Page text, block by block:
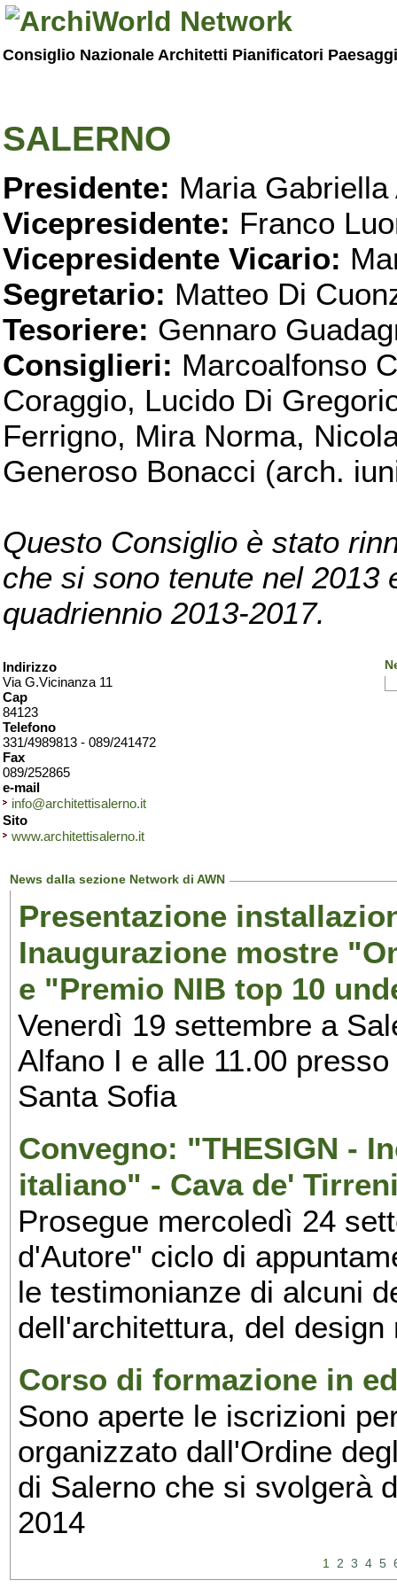
Consiglio Nazionale Architetti Pianificatori
SALERNO
Presidente: Maria Gabriella
Vicepresidente: Franco
Vicepresidente Vicario:
Segretario: Matteo Di
Tesoriere: Gennaro
Consiglieri: Marcoalfonso
Coraggio, Lucido Di
Ferrigno, Mira Norma,
Generoso Bonacci (arch.
Questo Consiglio è stato
che si sono tenute nel 2013
quadriennio 2013-2017.
Indirizzo
Via G.Vicinanza 11
Cap
84123
Telefono
331/4989813 - 089/241472
Fax
089/252865
e-mail
info@architettisalerno.it
Sito
www.architettisalerno.it
News dalla sezione Network di AWN
Presentazione
Inaugurazione mostre
e "Premio NIB top 10
Venerdì 19 settembre a
Alfano I e alle 11.00
Santa Sofia
Convegno: "THESIGN -
italiano" - Cava de'
Prosegue mercoledì 24
d'Autore" ciclo di
le testimonianze di alcuni
dell'architettura, del
Corso di formazione in
Sono aperte le iscrizioni
organizzato dall'Ordine
di Salerno che si svolgerà
2014
1 2 3 4 5